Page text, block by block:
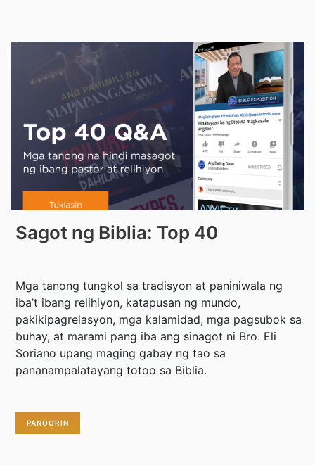
Sagot ng Biblia: Top 40
Mga tanong tungkol sa tradisyon at paniniwala ng
iba’t ibang relihiyon, katapusan ng mundo,
pakikipagrelasyon, mga kalamidad, mga pagsubok sa
buhay, at marami pang iba ang sinagot ni Bro. Eli
Soriano upang maging gabay ng tao sa
pananampalatayang totoo sa Biblia.
PANOORIN